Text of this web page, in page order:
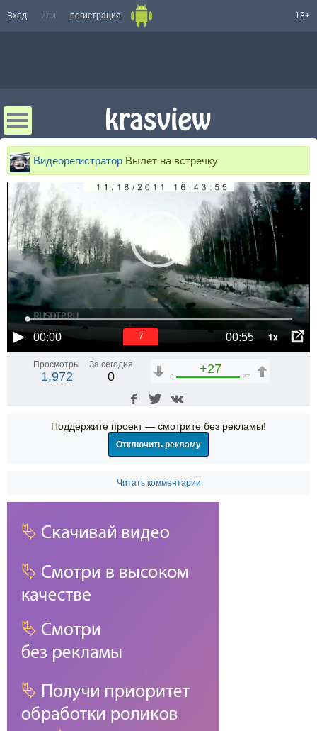
Вход или регистрация 18+
Видеорегистратор Вылет на встречку
00:00 00:55 1x
6
Просмотры
1,972
За сегодня
0
+27
0 27
Поддержите проект — смотрите без рекламы!
Отключить рекламу
Читать комментарии